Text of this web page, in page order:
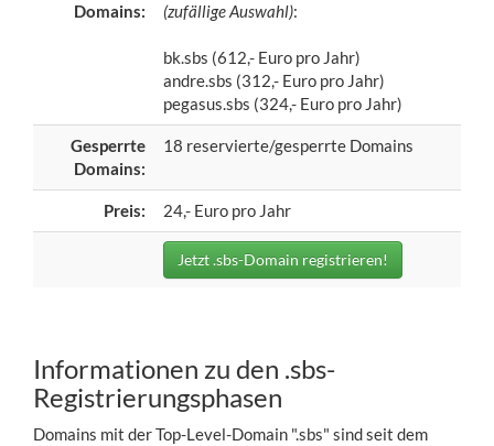
Domains:
(zufällige Auswahl):
bk.sbs (612,- Euro pro Jahr)
andre.sbs (312,- Euro pro Jahr)
pegasus.sbs (324,- Euro pro Jahr)
Gesperrte
Domains:
18 reservierte/gesperrte Domains
Preis: 24,- Euro pro Jahr
Jetzt .sbs-Domain registrieren!
Informationen zu den .sbs-
Registrierungsphasen
Domains mit der Top-Level-Domain ".sbs" sind seit dem